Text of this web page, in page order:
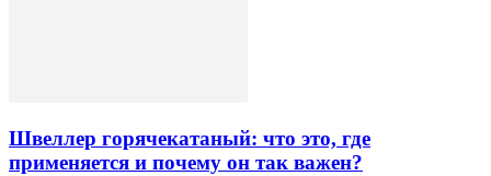
Швеллер горячекатаный: что это, где
применяется и почему он так важен?